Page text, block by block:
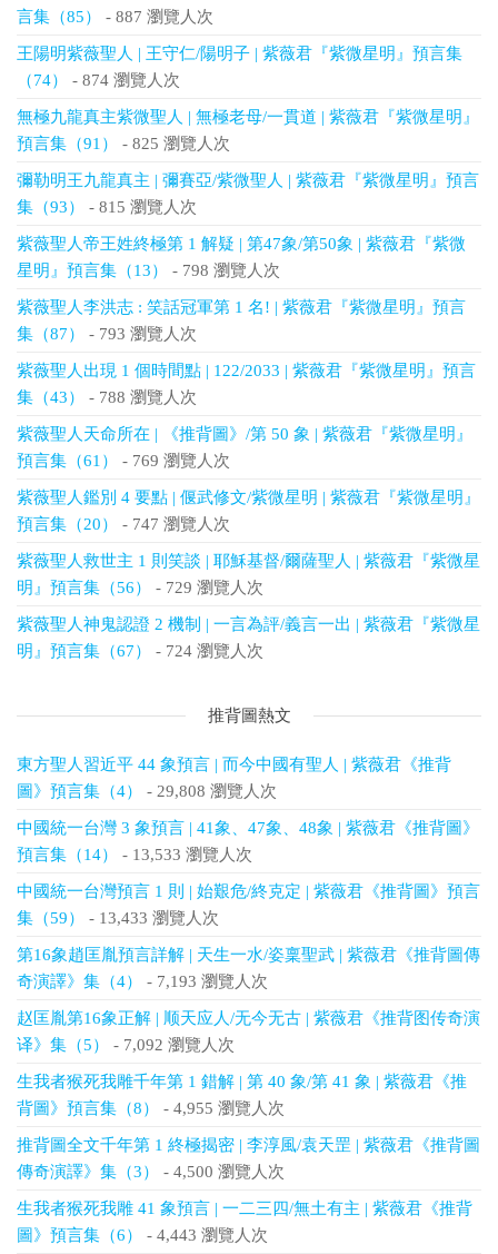
言集（85） - 887 瀏覽人次
王陽明紫薇聖人 | 王守仁/陽明子 | 紫薇君『紫微星明』預言集
（74）
- 874 瀏覽人次
無極九龍真主紫微聖人 | 無極老母/一貫道 | 紫薇君『紫微星明』
預言集（91）
- 825 瀏覽人次
彌勒明王九龍真主 | 彌賽亞/紫微聖人 | 紫薇君『紫微星明』預言
集（93）
- 815 瀏覽人次
紫薇聖人帝王姓終極第 1 解疑 | 第47象/第50象 | 紫薇君『紫微
星明』預言集（13）
- 798 瀏覽人次
紫薇聖人李洪志 : 笑話冠軍第 1 名! | 紫薇君『紫微星明』預言
集（87）
- 793 瀏覽人次
紫薇聖人出現 1 個時間點 | 122/2033 | 紫薇君『紫微星明』預言
集（43）
- 788 瀏覽人次
紫薇聖人天命所在 | 《推背圖》/第 50 象 | 紫薇君『紫微星明』
預言集（61）
- 769 瀏覽人次
紫薇聖人鑑別 4 要點 | 偃武修文/紫微星明 | 紫薇君『紫微星明』
預言集（20）
- 747 瀏覽人次
紫薇聖人救世主 1 則笑談 | 耶穌基督/爾薩聖人 | 紫薇君『紫微星
明』預言集（56）
- 729 瀏覽人次
紫薇聖人神鬼認證 2 機制 | 一言為評/義言一出 | 紫薇君『紫微星
明』預言集（67）
- 724 瀏覽人次
推背圖熱文
東方聖人習近平 44 象預言 | 而今中國有聖人 | 紫薇君《推背
圖》預言集（4）
- 29,808 瀏覽人次
中國統一台灣 3 象預言 | 41象、47象、48象 | 紫薇君《推背圖》
預言集（14）
- 13,533 瀏覽人次
中國統一台灣預言 1 則 | 始艱危/終克定 | 紫薇君《推背圖》預言
集（59）
- 13,433 瀏覽人次
第16象趙匡胤預言詳解 | 天生一水/姿稟聖武 | 紫薇君《推背圖傳
奇演譯》集（4）
- 7,193 瀏覽人次
赵匡胤第16象正解 | 顺天应人/无今无古 | 紫薇君《推背图传奇演
译》集（5）
- 7,092 瀏覽人次
生我者猴死我雕千年第 1 錯解 | 第 40 象/第 41 象 | 紫薇君《推
背圖》預言集（8）
- 4,955 瀏覽人次
推背圖全文千年第 1 終極揭密 | 李淳風/袁天罡 | 紫薇君《推背圖
傳奇演譯》集（3）
- 4,500 瀏覽人次
生我者猴死我雕 41 象預言 | 一二三四/無土有主 | 紫薇君《推背
圖》預言集（6）
- 4,443 瀏覽人次